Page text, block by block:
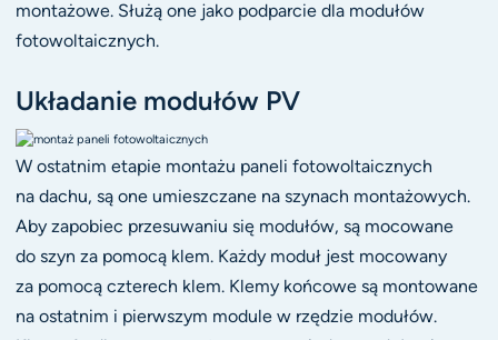
montażowe. Służą one jako podparcie dla modułów
fotowoltaicznych.
Układanie modułów PV
W ostatnim etapie montażu paneli fotowoltaicznych
na dachu, są one umieszczane na szynach montażowych.
Aby zapobiec przesuwaniu się modułów, są mocowane
do szyn za pomocą klem. Każdy moduł jest mocowany
za pomocą czterech klem. Klemy końcowe są montowane
na ostatnim i pierwszym module w rzędzie modułów.